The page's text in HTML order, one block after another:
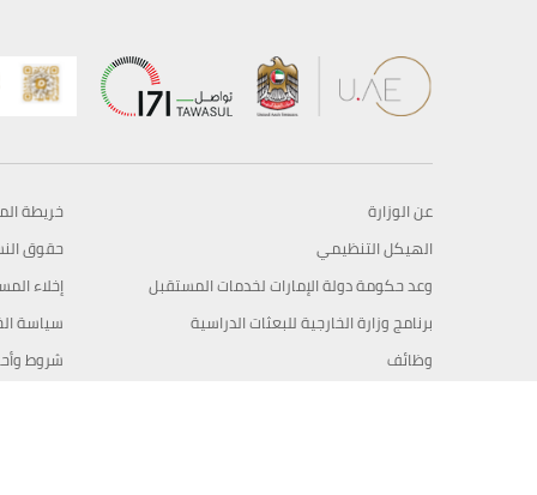
عن الوزارة
الهيكل التنظيمي
وعد حكومة دولة الإمارات لخدمات المستقبل
برنامج وزارة الخارجية للبعثات الدراسية
وظائف
خريطة
حقوق
إخلاء
سياسة
شروط